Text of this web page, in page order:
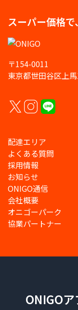
スーパー価格で
〒154-0011
東京都世田谷区上
配達エリア
よくある質問
採用情報
お知らせ
ONIGO通信
会社概要
オニゴーパーク
協業パートナー
ONIGO